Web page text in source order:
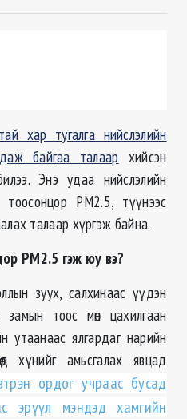
хар тугалга нийслэлийн
байгаа талаар хийсэн
Энэ удаа нийслэлийн
РМ2.5, түүнээс
талаар хүргэж байна.
РМ2.5 гэж юу вэ?
зуух, салхинаас үүдэн
тоос мөн цахилгаан
утаанаас ялгардаг нарийн
хүнийг амьсгалах явцад
ордог учраас бусад
эрүүл мэндэд хамгийн